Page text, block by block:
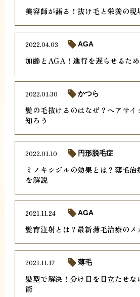
美容師が語る！抜け毛と栄養の現
加齢とAGA！進行を遅らせるた
2022.04.03 AGA
髪の毛抜けるのはなぜ？ヘアサイ
知ろう
2022.01.30 かつら
ミノキシジルの効果とは？薄毛治
を解説
2022.01.10 円形脱毛症
髪育注射とは？最新薄毛治療のメ
2021.11.24 AGA
髪型で解決！分け目を目立たせな
術
2021.11.17 薄毛